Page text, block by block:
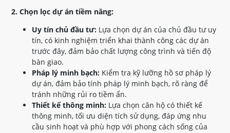
2. Chọn lọc dự án tiềm năng:
Uy tín chủ đầu tư: Lựa chọn dự án của chủ đầu tư uy
tín, có kinh nghiệm triển khai thành công các dự án
trước đây, đảm bảo chất lượng công trình và tiến độ
bàn giao.
Pháp lý minh bạch: Kiểm tra kỹ lưỡng hồ sơ pháp lý
dự án, đảm bảo tính pháp lý minh bạch, rõ ràng để
tránh những rủi ro tiềm ẩn.
Thiết kế thông minh: Lựa chọn căn hộ có thiết kế
thông minh, tối ưu diện tích sử dụng, đáp ứng nhu
cầu sinh hoạt và phù hợp với phong cách sống của